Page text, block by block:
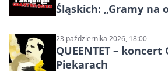
Śląskich: „Gramy na
23 października 2026, 18:00
QUEENTET –
Piekarach